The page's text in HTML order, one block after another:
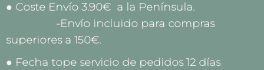
● Coste Envío 3.90€ a la Península.
-Envío incluido para compras
superiores a 150€.
● Fecha tope servicio de pedidos 12 días